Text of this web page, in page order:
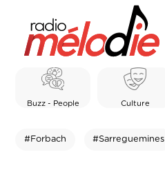
Buzz - People Culture
#Forbach #Sarreguemines